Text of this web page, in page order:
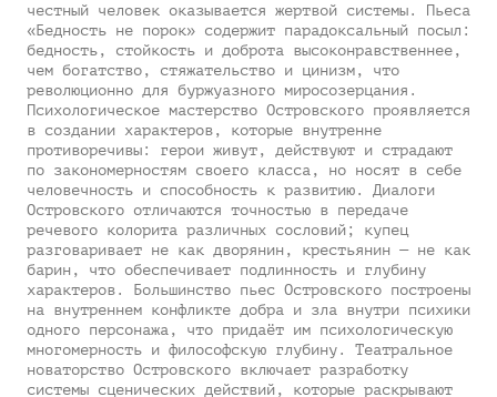
честный человек оказывается жертвой системы. Пьеса
«Бедность не порок» содержит парадоксальный посыл:
бедность, стойкость и доброта высоконравственнее,
чем богатство, стяжательство и цинизм, что
революционно для буржуазного миросозерцания.
Психологическое мастерство Островского проявляется
в создании характеров, которые внутренне
противоречивы: герои живут, действуют и страдают
по закономерностям своего класса, но носят в себе
человечность и способность к развитию. Диалоги
Островского отличаются точностью в передаче
речевого колорита различных сословий; купец
разговаривает не как дворянин, крестьянин — не как
барин, что обеспечивает подлинность и глубину
характеров. Большинство пьес Островского построены
на внутреннем конфликте добра и зла внутри психики
одного персонажа, что придаёт им психологическую
многомерность и философскую глубину. Театральное
новаторство Островского включает разработку
системы сценических действий, которые раскрывают